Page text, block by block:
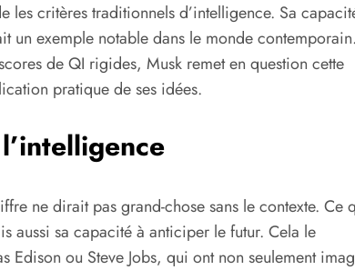
critères traditionnels d’intelligence. Sa
un exemple notable dans le monde contemporain.
de QI rigides, Musk remet en question cette
pratique de ses idées.
ne dirait pas grand-chose sans le contexte. Ce
aussi sa capacité à anticiper le futur. Cela le
Edison ou Steve Jobs, qui ont non seulement